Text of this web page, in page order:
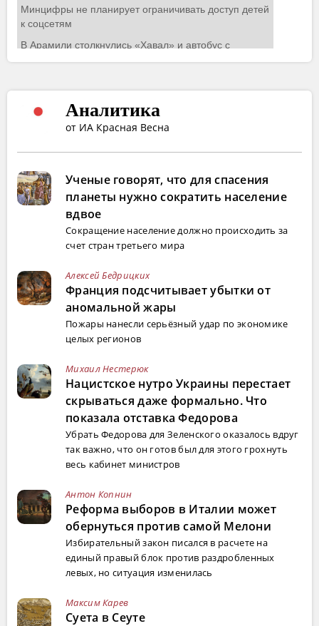
Аналитика
от ИА Красная Весна
Ученые говорят, что для спасения
планеты нужно сократить население
вдвое
Сокращение население должно происходить за
счет стран третьего мира
Алексей Бедрицких
Франция подсчитывает убытки от
аномальной жары
Пожары нанесли серьёзный удар по экономике
целых регионов
Михаил Нестерюк
Нацистское нутро Украины перестает
скрываться даже формально. Что
показала отставка Федорова
Убрать Федорова для Зеленского оказалось вдруг
так важно, что он готов был для этого грохнуть
весь кабинет министров
Антон Копнин
Реформа выборов в Италии может
обернуться против самой Мелони
Избирательный закон писался в расчете на
единый правый блок против раздробленных
левых, но ситуация изменилась
Максим Карев
Суета в Сеуте